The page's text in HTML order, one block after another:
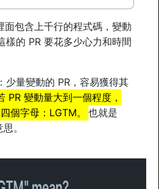
面包含上千行的程式碼，變動
樣的 PR 要花多少心力和時間
少量變動的 PR，容易獲得其
PR 變動量大到一個程度，
個字母：LGTM。
也就是
。